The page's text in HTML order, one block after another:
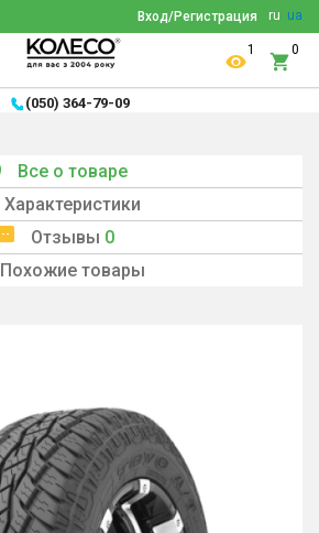
ru ua
Вход/Регистрация
1 0
(050) 364-79-09
Все о товаре
Характеристики
Отзывы 0
Похожие товары